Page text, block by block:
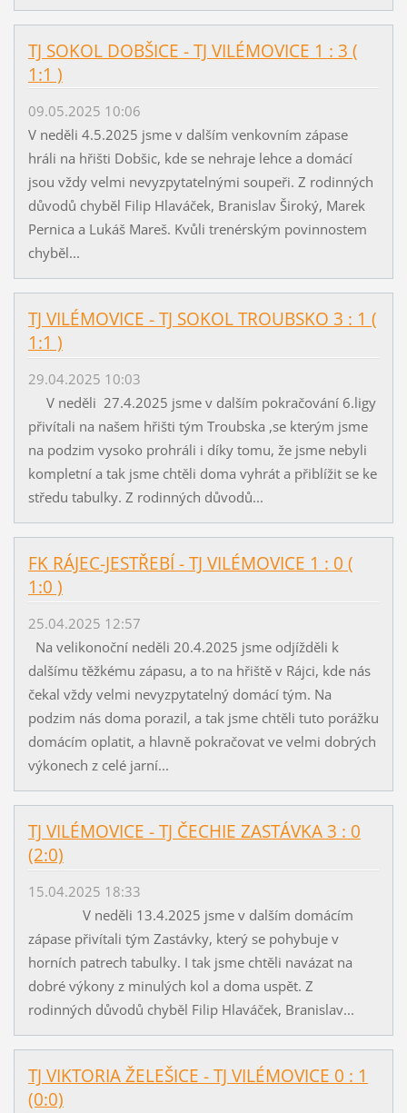
TJ SOKOL DOBŠICE - TJ VILÉMOVICE 1 : 3 (
1:1 )
09.05.2025 10:06
V neděli 4.5.2025 jsme v dalším venkovním zápase
hráli na hřišti Dobšic, kde se nehraje lehce a domácí
jsou vždy velmi nevyzpytatelnými soupeři. Z rodinných
důvodů chyběl Filip Hlaváček, Branislav Široký, Marek
Pernica a Lukáš Mareš. Kvůli trenérským povinnostem
chyběl...
TJ VILÉMOVICE - TJ SOKOL TROUBSKO 3 : 1 (
1:1 )
29.04.2025 10:03
V neděli 27.4.2025 jsme v dalším pokračování 6.ligy
přivítali na našem hřišti tým Troubska ,se kterým jsme
na podzim vysoko prohráli i díky tomu, že jsme nebyli
kompletní a tak jsme chtěli doma vyhrát a přiblížit se ke
středu tabulky. Z rodinných důvodů...
FK RÁJEC-JESTŘEBÍ - TJ VILÉMOVICE 1 : 0 (
1:0 )
25.04.2025 12:57
Na velikonoční neděli 20.4.2025 jsme odjížděli k
dalšímu těžkému zápasu, a to na hřiště v Rájci, kde nás
čekal vždy velmi nevyzpytatelný domácí tým. Na
podzim nás doma porazil, a tak jsme chtěli tuto porážku
domácím oplatit, a hlavně pokračovat ve velmi dobrých
výkonech z celé jarní...
TJ VILÉMOVICE - TJ ČECHIE ZASTÁVKA 3 : 0
(2:0)
15.04.2025 18:33
V neděli 13.4.2025 jsme v dalším domácím
zápase přivítali tým Zastávky, který se pohybuje v
horních patrech tabulky. I tak jsme chtěli navázat na
dobré výkony z minulých kol a doma uspět. Z
rodinných důvodů chyběl Filip Hlaváček, Branislav...
TJ VIKTORIA ŽELEŠICE - TJ VILÉMOVICE 0 : 1
(0:0)